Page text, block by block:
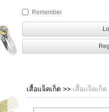
Remember
เสื้อแจ็คเก็ต >> เสื้อแจ็คเก็ต